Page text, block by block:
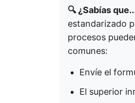
🔍 ¿Sabías
estandarizado
procesos
comunes:
Envíe el
El superior